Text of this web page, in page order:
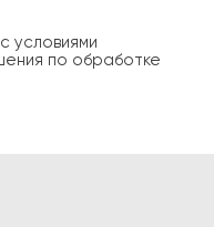
условиями
по обработке